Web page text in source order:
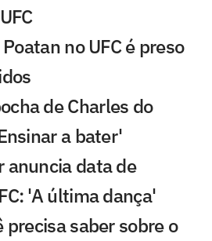
no UFC é preso
de Charles do
a bater'
anuncia data de
'A última dança'
precisa saber sobre o